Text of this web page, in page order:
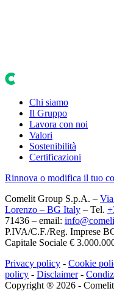
Chi siamo
Il Gruppo
Lavora con noi
Valori
Sostenibilità
Certificazioni
Rinnova o modifica il tuo
Comelit Group S.p.A. –
Lorenzo – BG Italy – Tel.
71436 – email:
P.IVA/C.F./Reg. Imprese
Capitale Sociale €
Privacy policy - Cookie
policy - Disclaimer-
Copyright ® 2026 -